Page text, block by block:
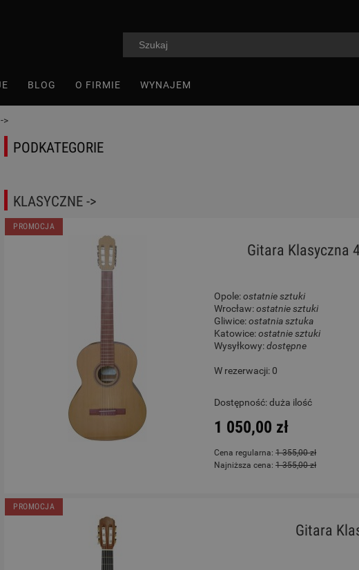
BLOG O FIRMIE WYNAJEM
>
PODKATEGORIE
KLASYCZNE ->
Gitara Klasyczna
Opole:ostatnie sztuki
Wrocław:ostatnie sztuki
Gliwice:ostatnia sztuka
Katowice:ostatnie sztuki
Wysyłkowy:dostępne
W rezerwacji: 0
Dostępność:duża ilość
1 050,00 zł
Cena regularna:1 355,00 zł
Najniższa cena:1 355,00 zł
PROMOCJA
Gitara
PROMOCJA